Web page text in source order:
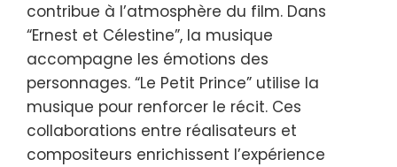
contribue à l’atmosphère du film. Dans
“Ernest et Célestine”, la musique
accompagne les émotions des
personnages. “Le Petit Prince” utilise la
musique pour renforcer le récit. Ces
collaborations entre réalisateurs et
compositeurs enrichissent l’expérience